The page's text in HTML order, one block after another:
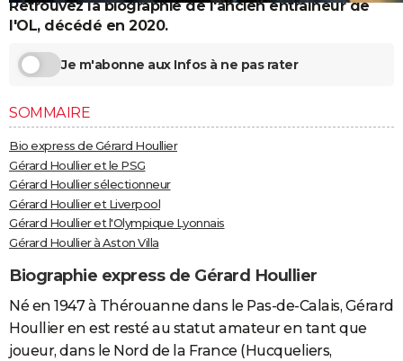
Destinations
City break
Voyage nature
Voyage de noces
Forum
Climat
+
PHOTO
GUIDES D'ACHAT
CARTE DE VOEUX
Carte de Noël
Carte Bonne année
Carte Saint-Valentin
Carte Pâques
Carte d'anniversaire
DICTIONNAIRE
Dictionnaire
Biographies
Citations
Expressions
Proverbes
PROGRAMME TV
COPAINS D'AVANT
S'inscrire
Se connecter
Lycées
Collèges
Primaires
Universités
Entreprises
Service militaire
Avis de recherche
AVIS DE DÉCÈS
FORUM
Bricolage
Lifestyle
Culture
Sport
Auto
Television
Voyage
Cinema
Retrouvez la biographie de l'ancien entraîneur de
l'OL, décédé en 2020.
Je m'abonne aux Infos à ne pas rater
SOMMAIRE
Bio express de Gérard Houllier
Gérard Houllier et le PSG
Gérard Houllier sélectionneur
Gérard Houllier et Liverpool
Gérard Houllier et l'Olympique Lyonnais
Gérard Houllier à Aston Villa
Biographie express de Gérard Houllier
Né en 1947 à Thérouanne dans le Pas-de-Calais, Gérard
Houllier en est resté au statut amateur en tant que
joueur, dans le Nord de la France (Hucqueliers,